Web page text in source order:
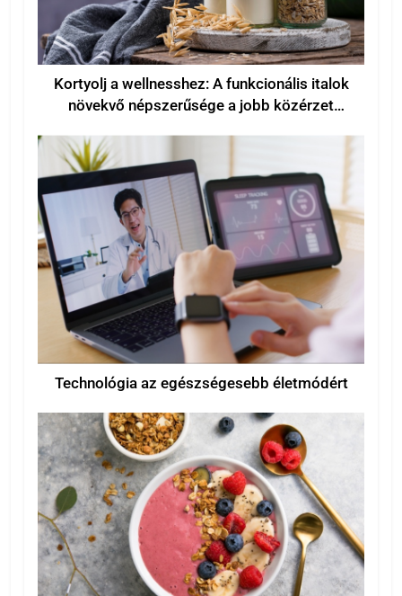
Kortyolj a wellnesshez: A funkcionális italok
növekvő népszerűsége a jobb közérzet
Technológia az egészségesebb életmódért